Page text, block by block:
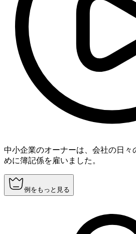
中小企業のオーナーは、会社の日々
めに簿記係を雇いました。
例をもっと見る